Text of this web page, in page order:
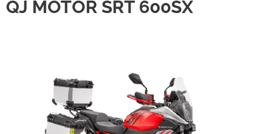
QJ MOTOR SRT 600SX